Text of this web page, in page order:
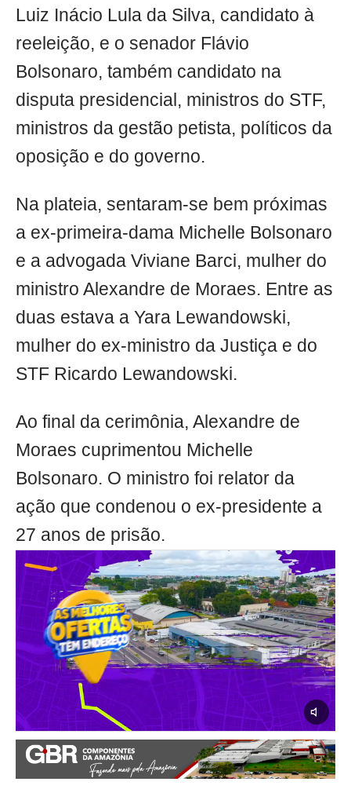
Luiz Inácio Lula da Silva, candidato à
reeleição, e o senador Flávio
Bolsonaro, também candidato na
disputa presidencial, ministros do STF,
ministros da gestão petista, políticos da
oposição e do governo.
Na plateia, sentaram-se bem próximas
a ex-primeira-dama Michelle Bolsonaro
e a advogada Viviane Barci, mulher do
ministro Alexandre de Moraes. Entre as
duas estava a Yara Lewandowski,
mulher do ex-ministro da Justiça e do
STF Ricardo Lewandowski.
Ao final da cerimônia, Alexandre de
Moraes cuprimentou Michelle
Bolsonaro. O ministro foi relator da
ação que condenou o ex-presidente a
27 anos de prisão.